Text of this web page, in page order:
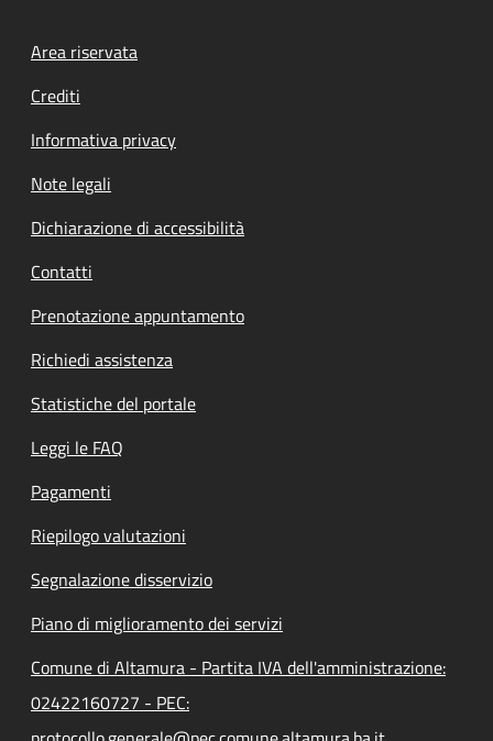
Footer menu
Area riservata
Crediti
Informativa privacy
Note legali
Dichiarazione di accessibilità
Contatti
Prenotazione appuntamento
Richiedi assistenza
Statistiche del portale
Leggi le FAQ
Pagamenti
Riepilogo valutazioni
Segnalazione disservizio
Piano di miglioramento dei servizi
Comune di Altamura - Partita IVA dell'amministrazione:
02422160727 - PEC: